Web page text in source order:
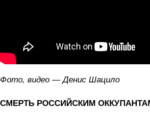
Фото, видео — Денис Шацило
СМЕРТЬ РОССИЙСКИМ